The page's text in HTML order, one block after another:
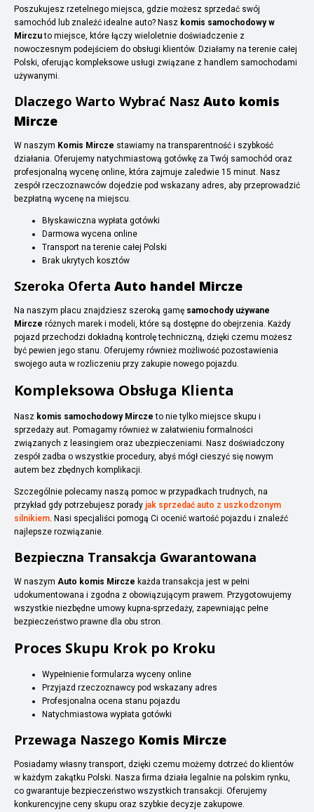
Poszukujesz rzetelnego miejsca, gdzie możesz sprzedać swój
samochód lub znaleźć idealne auto? Nasz komis samochodowy w
Mirczuto miejsce, które łączy wieloletnie doświadczenie z
nowoczesnym podejściem do obsługi klientów. Działamy na terenie całej
Polski, oferując kompleksowe usługi związane z handlem samochodami
używanymi.
Dlaczego Warto Wybrać Nasz Auto komis
Mircze
W naszym Komis Mircze stawiamy na transparentność i szybkość
działania. Oferujemy natychmiastową gotówkę za Twój samochód oraz
profesjonalną wycenę online, która zajmuje zaledwie 15 minut. Nasz
zespół rzeczoznawców dojedzie pod wskazany adres, aby przeprowadzić
bezpłatną wycenę na miejscu.
Błyskawiczna wypłata gotówki
Darmowa wycena online
Transport na terenie całej Polski
Brak ukrytych kosztów
Szeroka Oferta Auto handel Mircze
Na naszym placu znajdziesz szeroką gamę samochody używane
Mircze różnych marek i modeli, które są dostępne do obejrzenia. Każdy
pojazd przechodzi dokładną kontrolę techniczną, dzięki czemu możesz
być pewien jego stanu. Oferujemy również możliwość pozostawienia
swojego auta w rozliczeniu przy zakupie nowego pojazdu.
Kompleksowa Obsługa Klienta
Nasz komis samochodowy Mircze to nie tylko miejsce skupu i
sprzedaży aut. Pomagamy również w załatwieniu formalności
związanych z leasingiem oraz ubezpieczeniami. Nasz doświadczony
zespół zadba o wszystkie procedury, abyś mógł cieszyć się nowym
autem bez zbędnych komplikacji.
Szczególnie polecamy naszą pomoc w przypadkach trudnych, na
przykład gdy potrzebujesz porady jak sprzedać auto z uszkodzonym
silnikiem. Nasi specjaliści pomogą Ci ocenić wartość pojazdu i znaleźć
najlepsze rozwiązanie.
Bezpieczna Transakcja Gwarantowana
W naszym Auto komis Mircze każda transakcja jest w pełni
udokumentowana i zgodna z obowiązującym prawem. Przygotowujemy
wszystkie niezbędne umowy kupna-sprzedaży, zapewniając pełne
bezpieczeństwo prawne dla obu stron.
Proces Skupu Krok po Kroku
Wypełnienie formularza wyceny online
Przyjazd rzeczoznawcy pod wskazany adres
Profesjonalna ocena stanu pojazdu
Natychmiastowa wypłata gotówki
Przewaga Naszego Komis Mircze
Posiadamy własny transport, dzięki czemu możemy dotrzeć do klientów
w każdym zakątku Polski. Nasza firma działa legalnie na polskim rynku,
co gwarantuje bezpieczeństwo wszystkich transakcji. Oferujemy
konkurencyjne ceny skupu oraz szybkie decyzje zakupowe.